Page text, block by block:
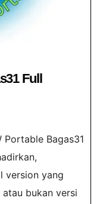
Full
Portable Bagas31​
version yang
bukan versi